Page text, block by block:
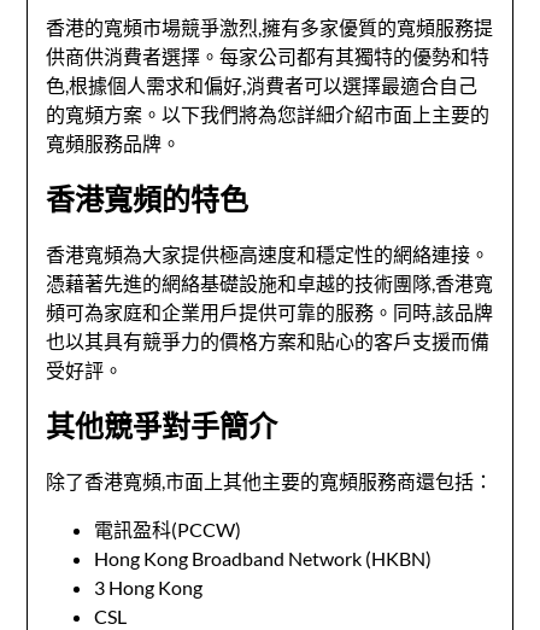
香港的寬頻市場競爭激烈,擁有多家優質的寬頻服務提
供商供消費者選擇。每家公司都有其獨特的優勢和特
色,根據個人需求和偏好,消費者可以選擇最適合自己
的寬頻方案。以下我們將為您詳細介紹市面上主要的
寬頻服務品牌。
香港寬頻的特色
香港寬頻為大家提供極高速度和穩定性的網絡連接。
憑藉著先進的網絡基礎設施和卓越的技術團隊,香港寬
頻可為家庭和企業用戶提供可靠的服務。同時,該品牌
也以其具有競爭力的價格方案和貼心的客戶支援而備
受好評。
其他競爭對手簡介
除了香港寬頻,市面上其他主要的寬頻服務商還包括：
電訊盈科(PCCW)
Hong Kong Broadband Network (HKBN)
3 Hong Kong
CSL